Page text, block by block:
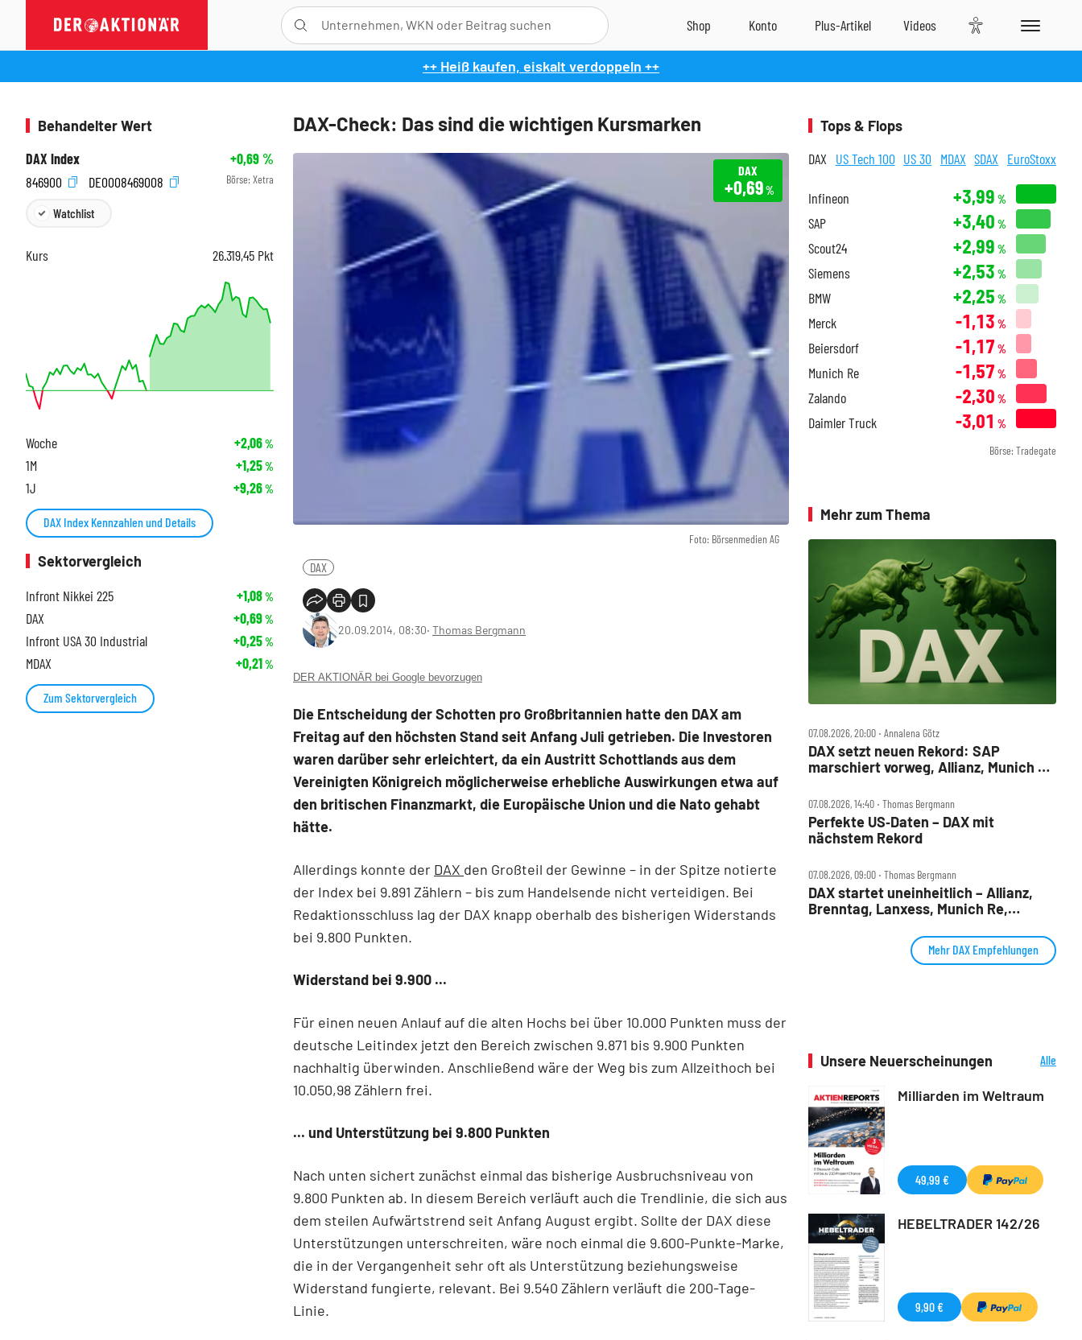
++ Heiß kaufen, eiskalt verdoppeln ++
DAX-Check: Das sind die wichtigen Kursmarken
Foto: Börsenmedien AG
DAX
+0,69%
DAX
20.09.2014, 08:30‧ Thomas Bergmann
DER AKTIONÄR bei Google bevorzugen
Die Entscheidung der Schotten pro Großbritannien hatte den DAX am
Freitag auf den höchsten Stand seit Anfang Juli getrieben. Die Investoren
waren darüber sehr erleichtert, da ein Austritt Schottlands aus dem
Vereinigten Königreich möglicherweise erhebliche Auswirkungen etwa auf
den britischen Finanzmarkt, die Europäische Union und die Nato gehabt
hätte.
Allerdings konnte der DAX den Großteil der Gewinne – in der Spitze notierte
der Index bei 9.891 Zählern – bis zum Handelsende nicht verteidigen. Bei
Redaktionsschluss lag der DAX knapp oberhalb des bisherigen Widerstands
bei 9.800 Punkten.
Widerstand bei 9.900 ...
Für einen neuen Anlauf auf die alten Hochs bei über 10.000 Punkten muss der
deutsche Leitindex jetzt den Bereich zwischen 9.871 bis 9.900 Punkten
nachhaltig überwinden. Anschließend wäre der Weg bis zum Allzeithoch bei
10.050,98 Zählern frei.
... und Unterstützung bei 9.800 Punkten
Nach unten sichert zunächst einmal das bisherige Ausbruchsniveau von
9.800 Punkten ab. In diesem Bereich verläuft auch die Trendlinie, die sich aus
dem steilen Aufwärtstrend seit Anfang August ergibt. Sollte der DAX diese
Unterstützungen unterschreiten, wäre noch einmal die 9.600-Punkte-Marke,
die in der Vergangenheit sehr oft als Unterstützung beziehungsweise
Widerstand fungierte, relevant. Bei 9.540 Zählern verläuft die 200-Tage-
Linie.
Behandelter Wert
DAX Index
+0,69%
846900
DE0008469008 Börse: Xetra
Watchlist
Kurs 26.319,45 Pkt
Woche +2,06%
1M +1,25%
1J +9,26%
DAX Index Kennzahlen und Details
Sektorvergleich
Infront Nikkei 225
+1,08%
DAX +0,69%
Infront USA 30 Industrial +0,25%
MDAX +0,21%
Zum Sektorvergleich
Tops & Flops
DAX US Tech 100 US 30 MDAX SDAX EuroStoxx
Infineon +3,99 %
SAP +3,40 %
Scout24 +2,99 %
Siemens +2,53 %
BMW +2,25 %
Merck -1,13 %
Beiersdorf -1,17 %
Munich Re -1,57 %
Zalando -2,30 %
Daimler Truck -3,01 %
Börse: Tradegate
Mehr zum Thema
07.08.2026, 20:00 ‧ Annalena Götz
DAX setzt neuen Rekord: SAP
marschiert vorweg, Allianz, Munich Re
07.08.2026, 14:40 ‧ Thomas Bergmann
Perfekte US‑Daten – DAX mit
nächstem Rekord
07.08.2026, 09:00 ‧ Thomas Bergmann
DAX startet uneinheitlich – Allianz,
Brenntag, Lanxess, Munich Re,
Mehr DAX Empfehlungen
Unsere Neuerscheinungen
Alle
Milliarden im Weltraum
49,99 €
HEBELTRADER 142/26
9,90 €